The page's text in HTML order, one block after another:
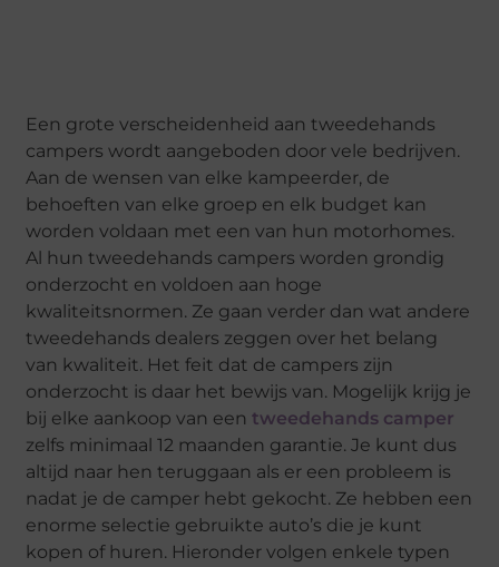
Een grote verscheidenheid aan tweedehands
campers wordt aangeboden door vele bedrijven.
Aan de wensen van elke kampeerder, de
behoeften van elke groep en elk budget kan
worden voldaan met een van hun motorhomes.
Al hun tweedehands campers worden grondig
onderzocht en voldoen aan hoge
kwaliteitsnormen. Ze gaan verder dan wat andere
tweedehands dealers zeggen over het belang
van kwaliteit. Het feit dat de campers zijn
onderzocht is daar het bewijs van. Mogelijk krijg je
bij elke aankoop van eentweedehands camper
zelfs minimaal 12 maanden garantie. Je kunt dus
altijd naar hen teruggaan als er een probleem is
nadat je de camper hebt gekocht. Ze hebben een
enorme selectie gebruikte auto’s die je kunt
kopen of huren. Hieronder volgen enkele typen